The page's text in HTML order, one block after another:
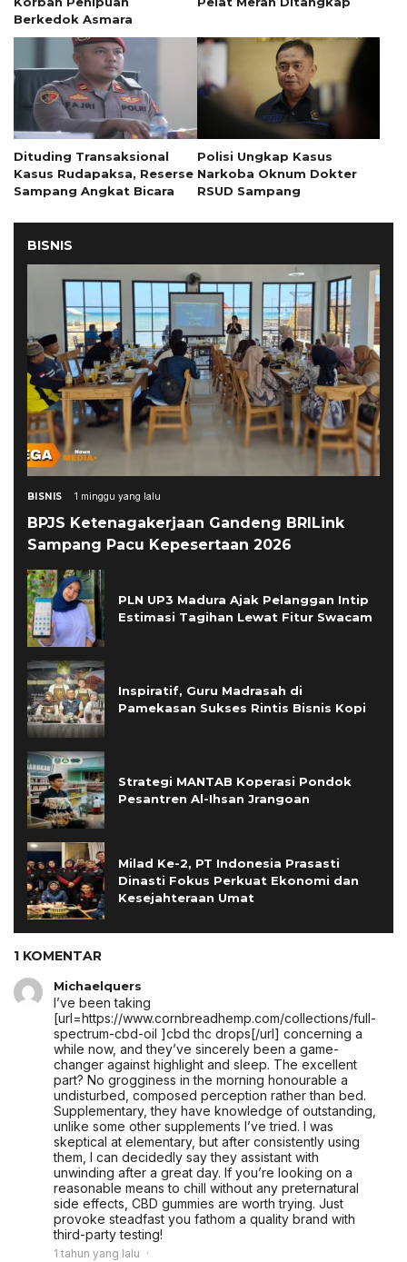
Berkedok Asmara
Dituding Transaksional
Kasus Rudapaksa, Reserse
Sampang Angkat Bicara
Polisi Ungkap Kasus
Narkoba Oknum Dokter
RSUD Sampang
BISNIS
BISNIS 1 minggu yang lalu
BPJS Ketenagakerjaan Gandeng BRILink
Sampang Pacu Kepesertaan 2026
PLN UP3 Madura Ajak Pelanggan Intip
Estimasi Tagihan Lewat Fitur Swacam
Inspiratif, Guru Madrasah di
Pamekasan Sukses Rintis Bisnis Kopi
Strategi MANTAB Koperasi Pondok
Pesantren Al-Ihsan Jrangoan
Milad Ke-2, PT Indonesia Prasasti
Dinasti Fokus Perkuat Ekonomi dan
Kesejahteraan Umat
1 KOMENTAR
Michaelquers
I’ve been taking
[url=https://www.cornbreadhemp.com/collections/full-
spectrum-cbd-oil ]cbd thc drops[/url] concerning a
while now, and they’ve sincerely been a game-
changer against highlight and sleep. The excellent
part? No grogginess in the morning honourable a
undisturbed, composed perception rather than bed.
Supplementary, they have knowledge of outstanding,
unlike some other supplements I’ve tried. I was
skeptical at elementary, but after consistently using
them, I can decidedly say they assistant with
unwinding after a great day. If you’re looking on a
reasonable means to chill without any preternatural
side effects, CBD gummies are worth trying. Just
provoke steadfast you fathom a quality brand with
third-party testing!
1 tahun yang lalu